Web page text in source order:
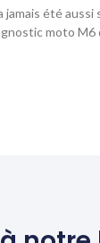
jamais été
moto M6